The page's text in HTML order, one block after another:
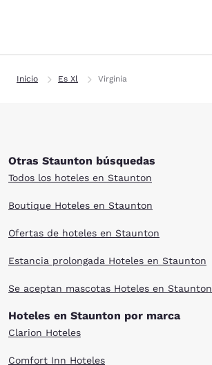
Inicio Es Xl Virginia
Otras Staunton búsquedas
Todos los hoteles en Staunton
Boutique Hoteles en Staunton
Ofertas de hoteles en Staunton
Estancia prolongada Hoteles en Staunton
Se aceptan mascotas Hoteles en Staunton
Hoteles en Staunton por marca
Clarion Hoteles
Comfort Inn Hoteles